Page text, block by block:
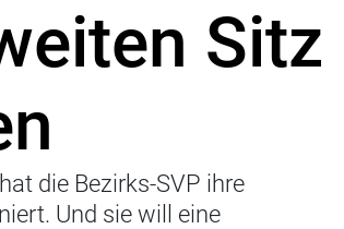
Sitz
die Bezirks-SVP ihre
Und sie will eine